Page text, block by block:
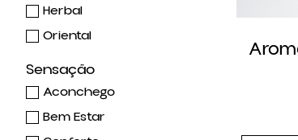
Herbal
Oriental
Sensação
Aconchego
Bem Estar